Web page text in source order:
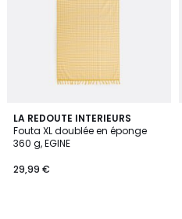
LA REDOUTE INTERIEURS
Fouta XL doublée en éponge
360 g, EGINE
29,99 €